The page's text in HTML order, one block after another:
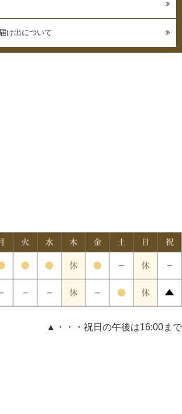
け出について
▲・・・祝日の午後は16:00まで